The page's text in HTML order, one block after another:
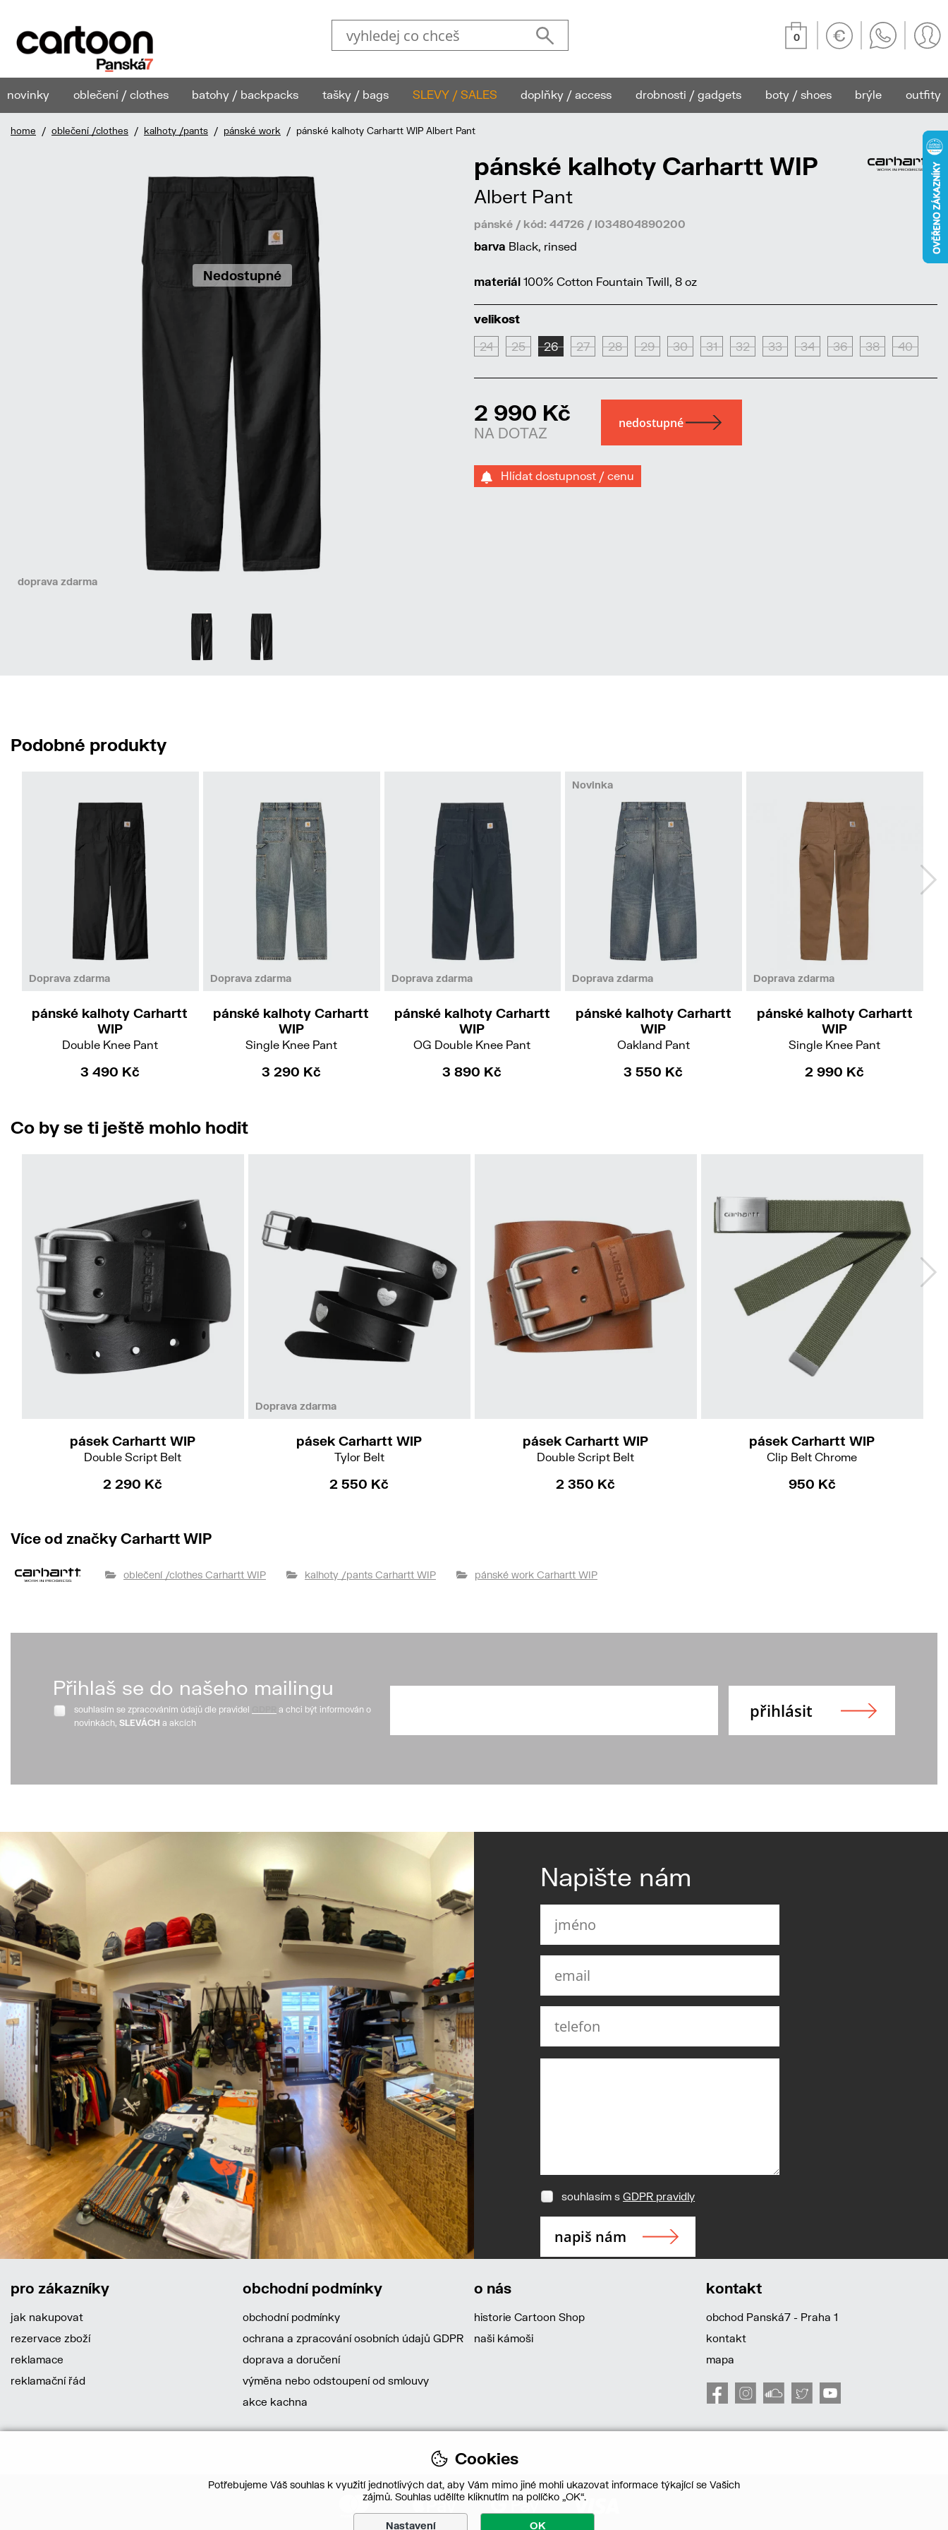
0
novinky oblečení / clothes batohy / backpacks tašky / bags SLEVY / SALES doplňky / access drobnosti / gadgets boty / shoes brýle outfity
home / oblečení /clothes / kalhoty /pants / pánské work / pánské kalhoty Carhartt WIP Albert Pant
Nedostupné
doprava zdarma
pánské kalhoty Carhartt WIP
Albert Pant
pánské / kód: 44726 / I034804890200
barva Black, rinsed
materiál 100% Cotton Fountain Twill, 8 oz
velikost
24 25 26 27 28 29 30 31 32 33 34 36 38 40
2 990 Kč
NA DOTAZ
Hlídat dostupnost / cenu
Podobné produkty
Doprava zdarma
32/32 33/32
38/32
pánské kalhoty Carhartt
WIP
Double Knee Pant
3 490 Kč
Doprava zdarma
32/32 33/32
36/32
pánské kalhoty Carhartt
WIP
Single Knee Pant
3 290 Kč
Doprava zdarma
L
pánské kalhoty Carhartt
WIP
OG Double Knee Pant
3 890 Kč
Doprava zdarma
Novinka
SMLXL
pánské kalhoty Carhartt
WIP
Oakland Pant
3 550 Kč
Doprava zdarma
33/32
pánské kalhoty Carhartt
WIP
Single Knee Pant
2 990 Kč
Co by se ti ještě mohlo hodit
pásek Carhartt WIP
Double Script Belt
2 290 Kč
Doprava zdarma
pásek Carhartt WIP
Tylor Belt
2 550 Kč
pásek Carhartt WIP
Double Script Belt
2 350 Kč
pásek Carhartt WIP
Clip Belt Chrome
950 Kč
Více od značky Carhartt WIP
oblečení /clothes Carhartt WIP kalhoty /pants Carhartt WIP pánské work Carhartt WIP
Přihlaš se do našeho mailingu
souhlasím se zpracováním údajů dle pravidel
a chci být informován o
novinkách, SLEVÁCH a akcích
Napište nám
souhlasím sGDPR pravidly
pro zákazníky
jak nakupovat
rezervace zboží
reklamace
reklamační řád
obchodní podmínky
obchodní podmínky
ochrana a zpracování osobních údajů GDPR
doprava a doručení
výměna nebo odstoupení od smlouvy
akce kachna
o nás
historie Cartoon Shop
naši kámoši
kontakt
obchod Panská7 - Praha 1
kontakt
mapa
Cookies
Potřebujeme Váš souhlas k využití jednotlivých dat, aby Vám mimo jiné mohli ukazovat informace týkající se Vašich
zájmů. Souhlas udělíte kliknutím na políčko „OK“.
Nastavení OK